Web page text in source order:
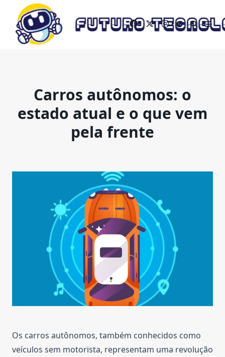
content
Carros autônomos: o
estado atual e o que vem
pela frente
Os carros autônomos, também conhecidos como
veículos sem motorista, representam uma revolução